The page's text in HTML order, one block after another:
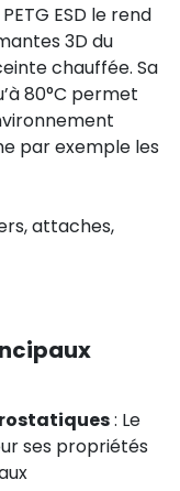
ESD le rend
3D du
chauffée. Sa
80°C permet
par exemple les
attaches,
: Le
ses propriétés